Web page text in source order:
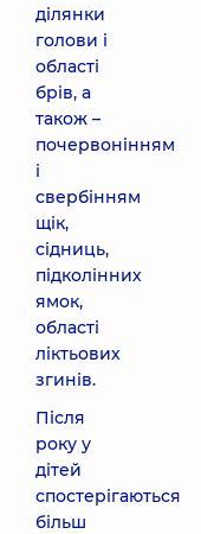
ділянки
голови і
області
брів, а
також –
почервонінням
і
свербінням
щік,
сідниць,
підколінних
ямок,
області
ліктьових
згинів.
Після
року у
дітей
спостерігаються
більш